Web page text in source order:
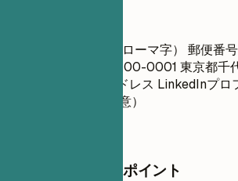
氏名（漢字） 氏名（ローマ字） 郵便番
町村、番地（例：〒100-0001 東京都千
電話番号 | メールアドレス LinkedInプ
トフォリオURL（任意）
押さえておきたいポイント